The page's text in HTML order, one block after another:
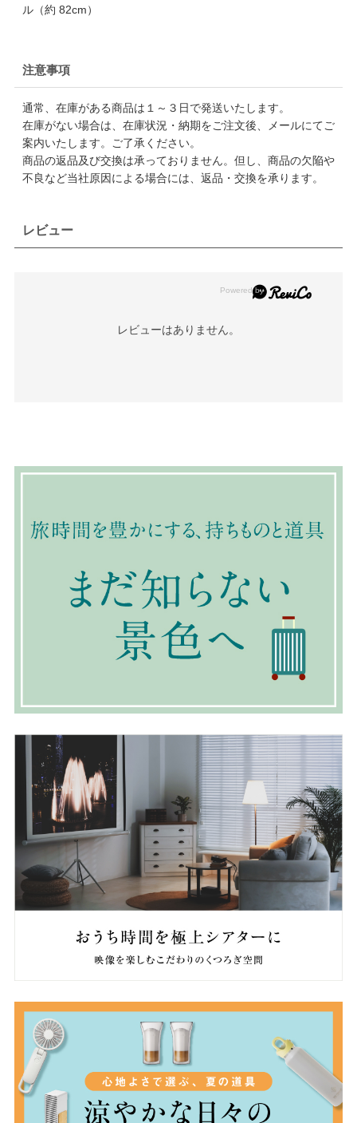
ル（約 82cm）
注意事項
通常、在庫がある商品は１～３日で発送いたします。
在庫がない場合は、在庫状況・納期をご注文後、メールにてご
案内いたします。ご了承ください。
商品の返品及び交換は承っておりません。但し、商品の欠陥や
不良など当社原因による場合には、返品・交換を承ります。
レビュー
レビューはありません。